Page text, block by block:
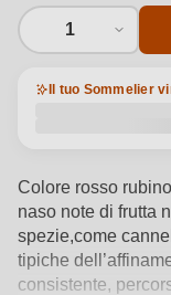
1
Il tuo Sommelier
Colore rosso
naso note di frutta
spezie,come
tipiche
consistente,